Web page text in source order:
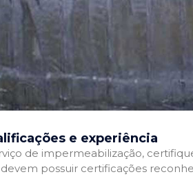
e experiência
de impermeabilização,
possuir certificações